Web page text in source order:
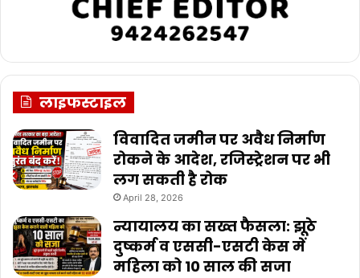
लाइफस्टाइल
विवादित जमीन पर अवैध निर्माण
रोकने के आदेश, रजिस्ट्रेशन पर भी
लग सकती है रोक
April 28, 2026
न्यायालय का सख्त फैसला: झूठे
दुष्कर्म व एससी-एसटी केस में
महिला को 10 साल की सजा